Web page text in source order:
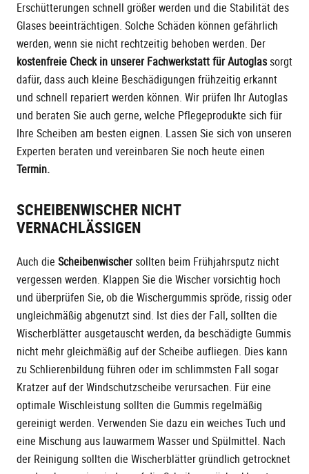
Erschütterungen schnell größer werden und die Stabilität des
Glases beeinträchtigen. Solche Schäden können gefährlich
werden, wenn sie nicht rechtzeitig behoben werden. Der
kostenfreie Check in unserer Fachwerkstatt für Autoglassorgt
dafür, dass auch kleine Beschädigungen frühzeitig erkannt
und schnell repariert werden können. Wir prüfen Ihr Autoglas
und beraten Sie auch gerne, welche Pflegeprodukte sich für
Ihre Scheiben am besten eignen. Lassen Sie sich von unseren
Experten beraten und vereinbaren Sie noch heute einen
Termin.
SCHEIBENWISCHER NICHT
VERNACHLÄSSIGEN
Auch die Scheibenwischersollten beim Frühjahrsputz nicht
vergessen werden. Klappen Sie die Wischer vorsichtig hoch
und überprüfen Sie, ob die Wischergummis spröde, rissig oder
ungleichmäßig abgenutzt sind. Ist dies der Fall, sollten die
Wischerblätter ausgetauscht werden, da beschädigte Gummis
nicht mehr gleichmäßig auf der Scheibe aufliegen. Dies kann
zu Schlierenbildung führen oder im schlimmsten Fall sogar
Kratzer auf der Windschutzscheibe verursachen. Für eine
optimale Wischleistung sollten die Gummis regelmäßig
gereinigt werden. Verwenden Sie dazu ein weiches Tuch und
eine Mischung aus lauwarmem Wasser und Spülmittel. Nach
der Reinigung sollten die Wischerblätter gründlich getrocknet